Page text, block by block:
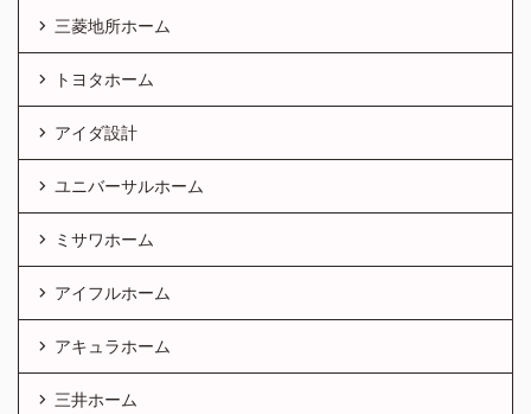
三菱地所ホーム
トヨタホーム
アイダ設計
ユニバーサルホーム
ミサワホーム
アイフルホーム
アキュラホーム
三井ホーム